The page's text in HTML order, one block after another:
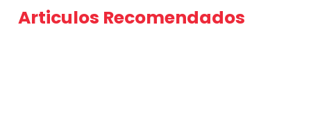
Articulos Recomendados